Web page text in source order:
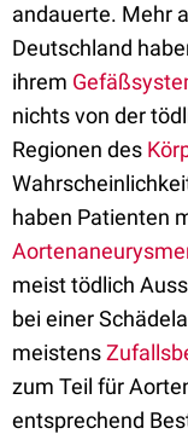
andauerte. Mehr
Deutschland
ihrem
nichts von der
Regionen des
haben Patienten
meist tödlich
bei einer
meistens
zum Teil für
entsprechend